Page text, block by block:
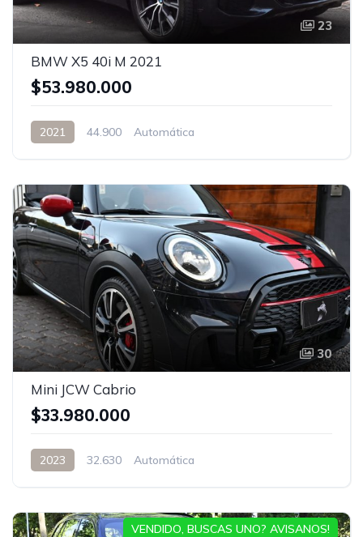
23
BMW X5 40i M 2021
$53.980.000
2021 44.900 Automática
30
Mini JCW Cabrio
$33.980.000
2023 32.630 Automática
VENDIDO, BUSCAS UNO? AVISANOS!